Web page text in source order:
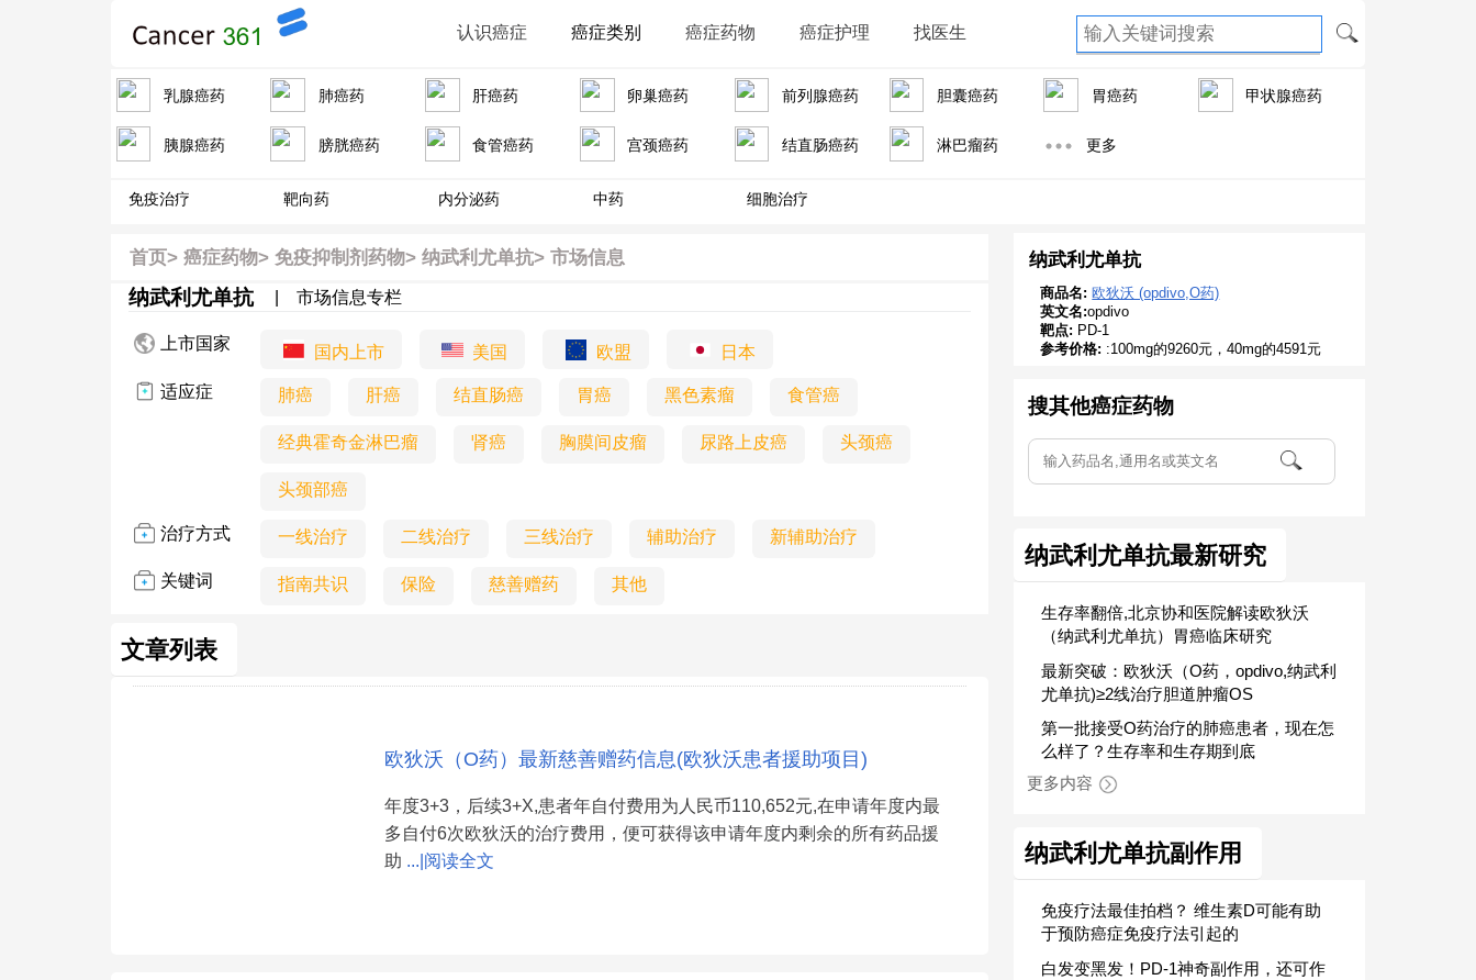
认识癌症 癌症类别 癌症药物 癌症护理 找医生
乳腺癌药 肺癌药 肝癌药 卵巢癌药 前列腺癌药 胆囊癌药 胃癌药 甲状腺癌药
胰腺癌药 膀胱癌药 食管癌药 宫颈癌药 结直肠癌药 淋巴瘤药 更多
免疫治疗 靶向药 内分泌药 中药 细胞治疗
首页> 癌症药物> 免疫抑制剂药物> 纳武利尤单抗> 市场信息
纳武利尤单抗 市场信息专栏
上市国家 国内上市 美国 欧盟 日本
适应症 肺癌 肝癌 结直肠癌 胃癌 黑色素瘤 食管癌
经典霍奇金淋巴瘤 肾癌 胸膜间皮瘤 尿路上皮癌 头颈癌
头颈部癌
治疗方式 一线治疗 二线治疗 三线治疗 辅助治疗 新辅助治疗
关键词 指南共识 保险 慈善赠药 其他
文章列表
欧狄沃（O药）最新慈善赠药信息(欧狄沃患者援助项目)
年度3+3，后续3+X,患者年自付费用为人民币110,652元,在申请年度内最
多自付6次欧狄沃的治疗费用，便可获得该申请年度内剩余的所有药品援
助 ...|阅读全文
纳武利尤单抗
商品名: 欧狄沃 (opdivo,O药)
英文名:opdivo
靶点: PD-1
参考价格: :100mg的9260元，40mg的4591元
搜其他癌症药物
纳武利尤单抗最新研究
生存率翻倍,北京协和医院解读欧狄沃
（纳武利尤单抗）胃癌临床研究
最新突破：欧狄沃（O药，opdivo,纳武利
尤单抗)≥2线治疗胆道肿瘤OS
第一批接受O药治疗的肺癌患者，现在怎
么样了？生存率和生存期到底
更多内容
纳武利尤单抗副作用
免疫疗法最佳拍档？ 维生素D可能有助
于预防癌症免疫疗法引起的
白发变黑发！PD-1神奇副作用，还可作